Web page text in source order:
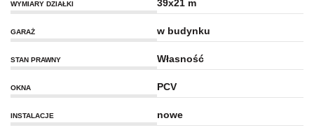
WYMIARY DZIAŁKI 39x21 m
GARAŻ w budynku
STAN PRAWNY Własność
OKNA PCV
INSTALACJE nowe